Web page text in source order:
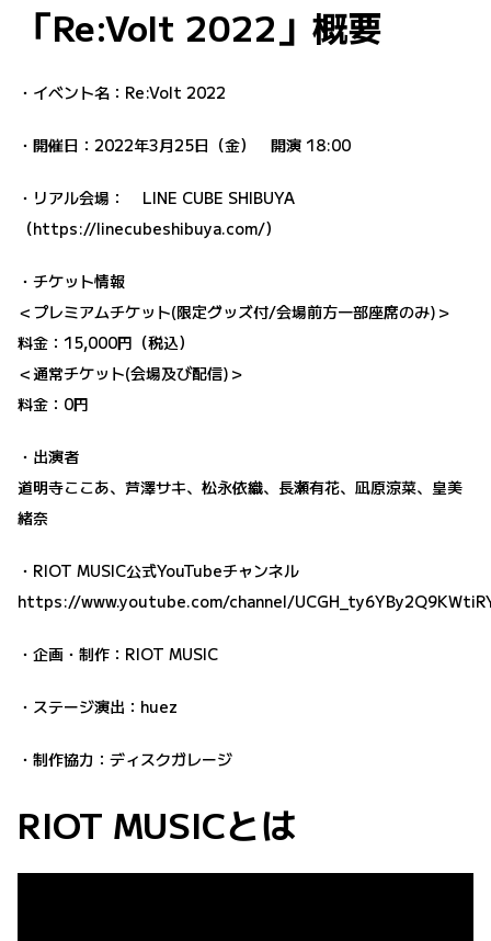
「Re:Volt 2022」概要
・イベント名：Re:Volt 2022
・開催日：2022年3月25日（金） 開演 18:00
・リアル会場： LINE CUBE SHIBUYA
（https://linecubeshibuya.com/）​
・チケット情報
＜プレミアムチケット(限定グッズ付/会場前方一部座席のみ)＞
料金：15,000円（税込）
＜通常チケット(会場及び配信)＞
料金：0円
・出演者
道明寺ここあ、芦澤サキ、松永依織、長瀬有花、凪原涼菜、皇美
緒奈
・RIOT MUSIC公式YouTubeチャンネル
https://www.youtube.com/channel/
・企画・制作：RIOT MUSIC
・ステージ演出：huez
・制作協力：ディスクガレージ
RIOT MUSICとは